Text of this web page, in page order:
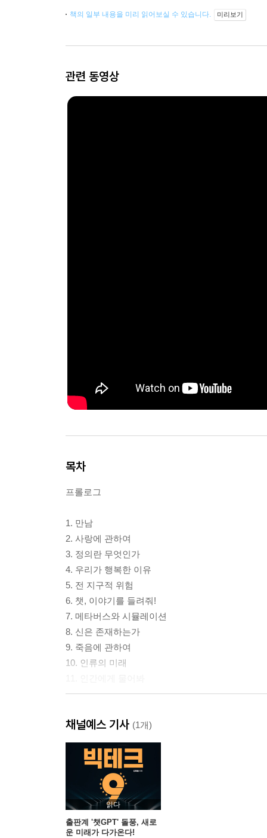
책의 일부 내용을 미리 읽어보실 수 있습니다. 미리보기
관련 동영상
목차
프롤로그
1. 만남
2. 사랑에 관하여
3. 정의란 무엇인가
4. 우리가 행복한 이유
5. 전 지구적 위험
6. 챗, 이야기를 들려줘!
7. 메타버스와 시뮬레이션
8. 신은 존재하는가
9. 죽음에 관하여
10. 인류의 미래
에필로그Ⅱ. 기계와의 대화를 마무리하며
채널예스 기사 (1개)
읽다
출판계 '챗GPT' 돌풍, 새로
운 미래가 다가온다!